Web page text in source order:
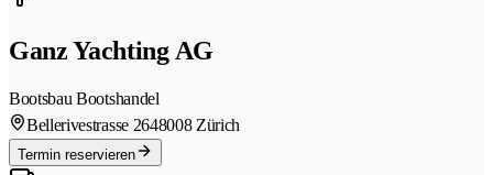
Ganz Yachting AG
Bootsbau Bootshandel
Bellerivestrasse 2648008 Zürich
Termin reservieren